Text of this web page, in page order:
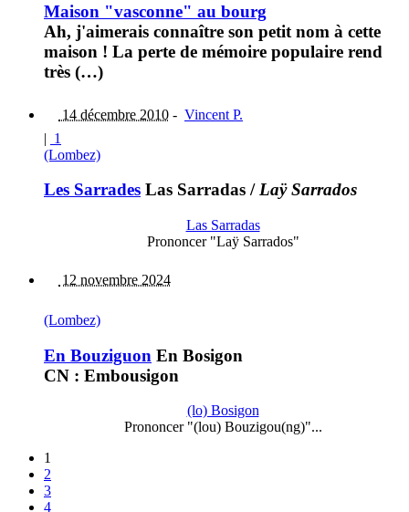
Maison "vasconne" au bourg
Ah, j'aimerais connaître son petit nom à cette
maison ! La perte de mémoire populaire rend
très (…)
14 décembre 2010 - Vincent P.
| 1
(Lombez)
Les Sarrades Las Sarradas /Laÿ Sarrados
Las Sarradas
Prononcer "Laÿ Sarrados"
12 novembre 2024
(Lombez)
En Bouziguon En Bosigon
CN : Embousigon
(lo) Bosigon
Prononcer "(lou) Bouzigou(ng)"...
1
2
3
4